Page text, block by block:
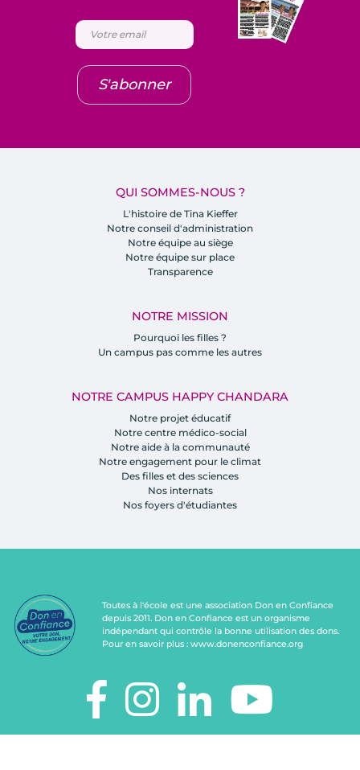
QUI SOMMES-NOUS ?
L'histoire de Tina Kieffer
Notre conseil d'administration
Notre équipe au siège
Notre équipe sur place
Transparence
NOTRE MISSION
Pourquoi les filles ?
Un campus pas comme les autres
NOTRE CAMPUS HAPPY CHANDARA
Notre projet éducatif
Notre centre médico-social
Notre aide à la communauté
Notre engagement pour le climat
Des filles et des sciences
Nos internats
Nos foyers d'étudiantes
S'abonner
Toutes à l'école est une association Don en Confiance
depuis 2011. Don en Confiance est un organisme
indépendant qui contrôle la bonne utilisation des dons.
Pour en savoir plus : www.donenconfiance.org